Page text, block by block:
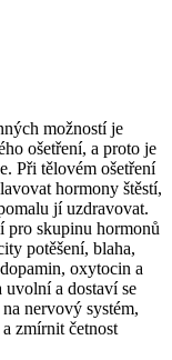
možností je
ošetření, a proto je
Při tělovém ošetření
hormony štěstí,
jí uzdravovat.
pro skupinu hormonů
potěšení, blaha,
oxytocin a
a dostaví se
nervový systém,
zmírnit četnost